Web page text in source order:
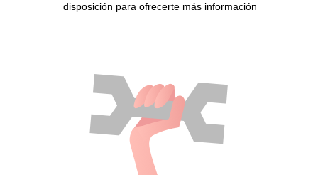
disposición para ofrecerte más información